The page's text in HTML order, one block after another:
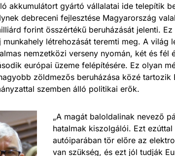
akkumulátort gyártó vállalatai ide telepítik
debreceni fejlesztése Magyarország
forint összértékű beruházását jelenti.
munkahely létrehozását teremti meg. A világ
nemzetközi verseny nyomán, két és fél
európai üzeme felépítésére. Ez olyan
zöldmezős beruházása közé tartozik
szemben álló politikai erők.
„A magát baloldalinak nevező
hatalmak kiszolgálói. Ezt
autóiparában tör előre az
van szükség, és ezt jól tudják